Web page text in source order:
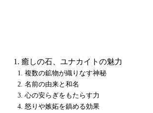
癒しの石、ユナカイトの魅力
複数の鉱物が織りなす神秘
名前の由来と和名
心の安らぎをもたらす力
怒りや嫉妬を鎮める効果